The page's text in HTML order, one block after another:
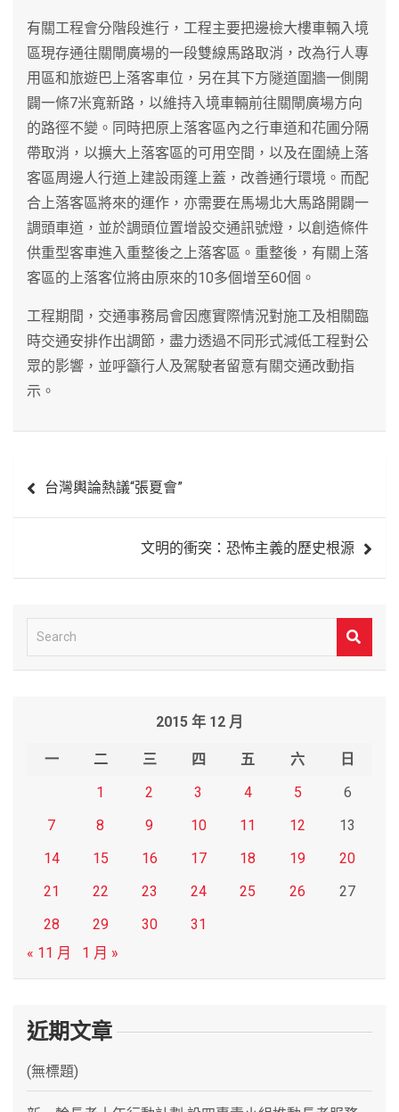
有關工程會分階段進行，工程主要把邊檢大樓車輛入境
區現存通往關閘廣場的一段雙線馬路取消，改為行人專
用區和旅遊巴上落客車位，另在其下方隧道圍牆一側開
闢一條7米寬新路，以維持入境車輛前往關閘廣場方向
的路徑不變。同時把原上落客區內之行車道和花圃分隔
帶取消，以擴大上落客區的可用空間，以及在圍繞上落
客區周邊人行道上建設雨篷上蓋，改善通行環境。而配
合上落客區將來的運作，亦需要在馬場北大馬路開闢一
調頭車道，並於調頭位置增設交通訊號燈，以創造條件
供重型客車進入重整後之上落客區。重整後，有關上落
客區的上落客位將由原來的10多個增至60個。
工程期間，交通事務局會因應實際情況對施工及相關臨
時交通安排作出調節，盡力透過不同形式減低工程對公
眾的影響，並呼籲行人及駕駛者留意有關交通改動指
示。
章
台灣輿論熱議“張夏會”
文明的衝突：恐怖主義的歷史根源
e
2015 年 12 月
一 二 三 四 五 六
日
1
2 3 4 5
6
7
8 9 10 11 12
13
14
15 16 17 18 19
20
21
22 23 24 25 26
27
28
29 30
31
« 11 月
1 月 »
近期文章
(無標題)